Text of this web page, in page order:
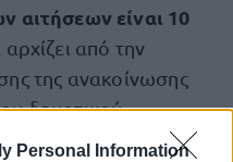
Personal Information
αιτήσεων είναι 10
αρχίζει από την
της ανακοίνωσης
δημοτικού
2026 και έως 22